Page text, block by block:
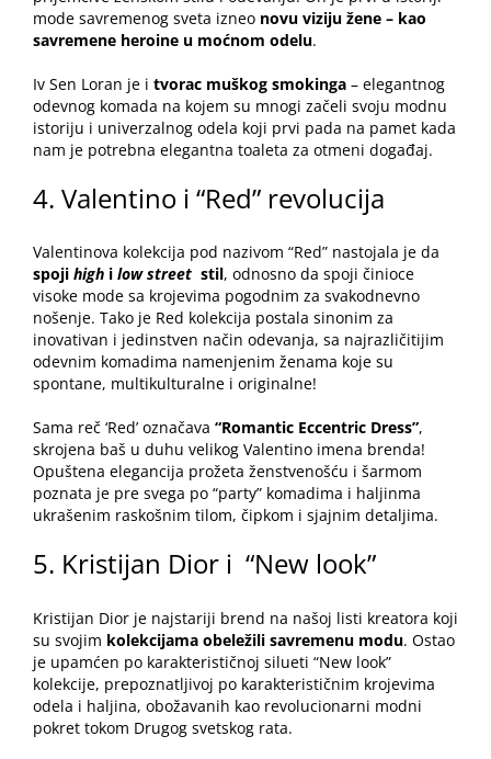
mode savremenog sveta izneo novu viziju žene – kao
savremene heroine u moćnom odelu.
Iv Sen Loran je i tvorac muškog smokinga – elegantnog
odevnog komada na kojem su mnogi začeli svoju modnu
istoriju i univerzalnog odela koji prvi pada na pamet kada
nam je potrebna elegantna toaleta za otmeni događaj.
4. Valentino i “Red” revolucija
Valentinova kolekcija pod nazivom “Red” nastojala je da
spoji high i low street stil, odnosno da spoji činioce
visoke mode sa krojevima pogodnim za svakodnevno
nošenje. Tako je Red kolekcija postala sinonim za
inovativan i jedinstven način odevanja, sa najrazličitijim
odevnim komadima namenjenim ženama koje su
spontane, multikulturalne i originalne!
Sama reč ‘Red’ označava “Romantic Eccentric Dress”,
skrojena baš u duhu velikog Valentino imena brenda!
Opuštena elegancija prožeta ženstvenošću i šarmom
poznata je pre svega po “party” komadima i haljinma
ukrašenim raskošnim tilom, čipkom i sjajnim detaljima.
5. Kristijan Dior i “New look”
Kristijan Dior je najstariji brend na našoj listi kreatora koji
su svojim kolekcijama obeležili savremenu modu. Ostao
je upamćen po karakterističnoj silueti “New look”
kolekcije, prepoznatljivoj po karakterističnim krojevima
odela i haljina, obožavanih kao revolucionarni modni
pokret tokom Drugog svetskog rata.